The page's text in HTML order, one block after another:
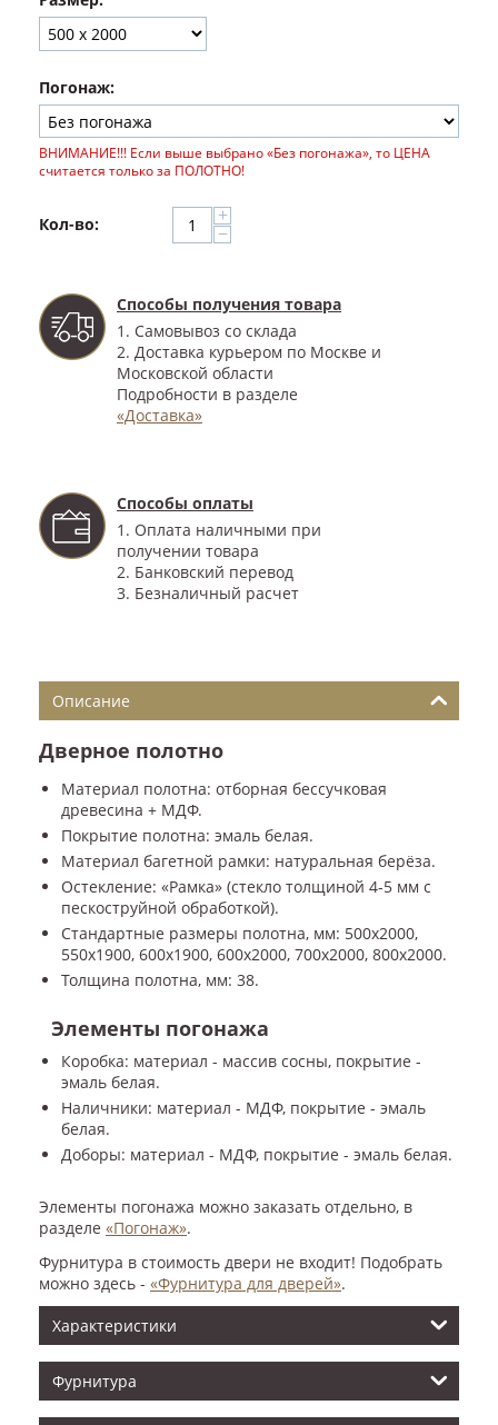
Погонаж:
ВНИМАНИЕ!!! Если выше выбрано «Без погонажа», то ЦЕНА
считается только за ПОЛОТНО!
Кол-во: +
−
Способы получения товара
1. Самовывоз со склада
2. Доставка курьером по Москве и
Московской области
Подробности в разделе
«Доставка»
Способы оплаты
1. Оплата наличными при
получении товара
2. Банковский перевод
3. Безналичный расчет
Описание
Дверное полотно
Материал полотна: отборная бессучковая
древесина + МДФ.
Покрытие полотна: эмаль белая.
Материал багетной рамки: натуральная берёза.
Остекление: «Рамка» (стекло толщиной 4-5 мм с
пескоструйной обработкой).
Стандартные размеры полотна, мм: 500x2000,
550x1900, 600x1900, 600x2000, 700x2000, 800x2000.
Толщина полотна, мм: 38.
Элементы погонажа
Коробка: материал - массив сосны, покрытие -
эмаль белая.
Наличники: материал - МДФ, покрытие - эмаль
белая.
Доборы: материал - МДФ, покрытие - эмаль белая.
Элементы погонажа можно заказать отдельно, в
разделе «Погонаж».
Фурнитура в стоимость двери не входит! Подобрать
можно здесь - «Фурнитура для дверей».
Характеристики
Фурнитура